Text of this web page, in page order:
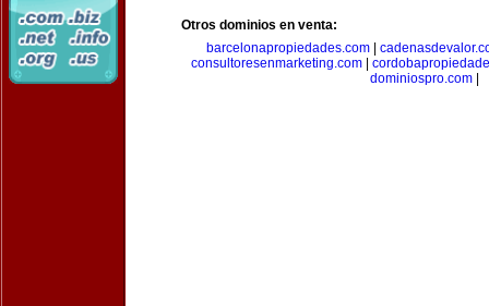
Otros dominios en venta:
barcelonapropiedades.com|
consultoresenmarketing.com
dominiospro.com